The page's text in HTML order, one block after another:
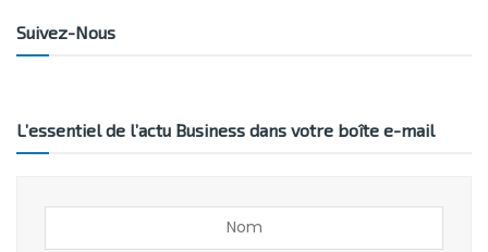
Suivez-Nous
L’essentiel de l’actu Business dans votre boîte e-mail